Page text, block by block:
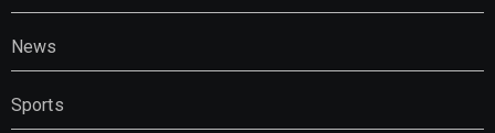
News
Sports